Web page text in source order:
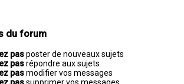
du forum
pasposter de nouveaux sujets
pasrépondre aux sujets
pasmodifier vos messages
passupprimer vos messages